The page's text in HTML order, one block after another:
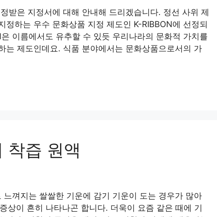
받은 지정서에 대해 안내해 드리겠습니다. 정선 사위 제
하는 우수 문화상품 지정 제도인 K-RIBBON에 선정되
이름에서도 유추할 수 있듯 우리나라의 문화적 가치를
제도인데요. 식품 분야에서는 문화상품으로서의 가
착즙 원액
껴지는 쌀쌀한 기운에 감기 기운이 도는 경우가 많아
상이 흔히 나타나곤 합니다. 더욱이 요즘 같은 때에 기